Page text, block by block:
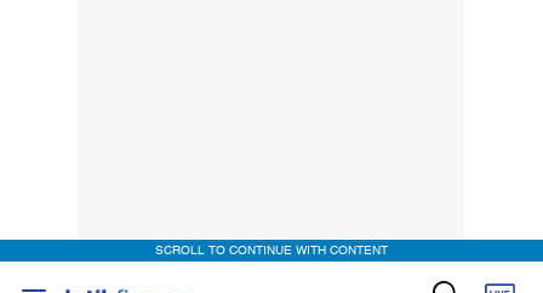
SCROLL TO CONTINUE WITH CONTENT